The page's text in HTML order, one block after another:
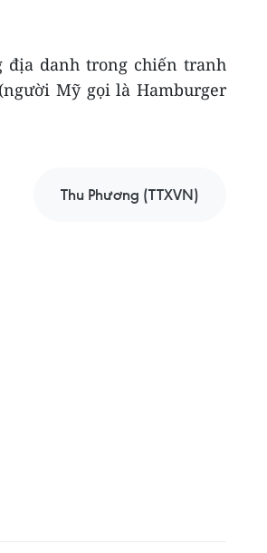
danh trong chiến tranh
Mỹ gọi là Hamburger
Thu Phương (TTXVN)